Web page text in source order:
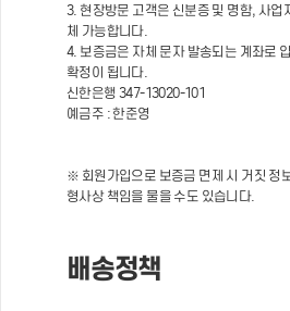
3. 현장방문 고객은 신분증 및 명함, 사업
체 가능합니다.
4. 보증금은 자체 문자 발송되는 계좌로
확정이 됩니다.
신한은행 347-13020-101
예금주 : 한준영
※ 회원가입으로 보증금 면제 시 거짓 정
형사상 책임을 물을 수도 있습니다.
배송정책